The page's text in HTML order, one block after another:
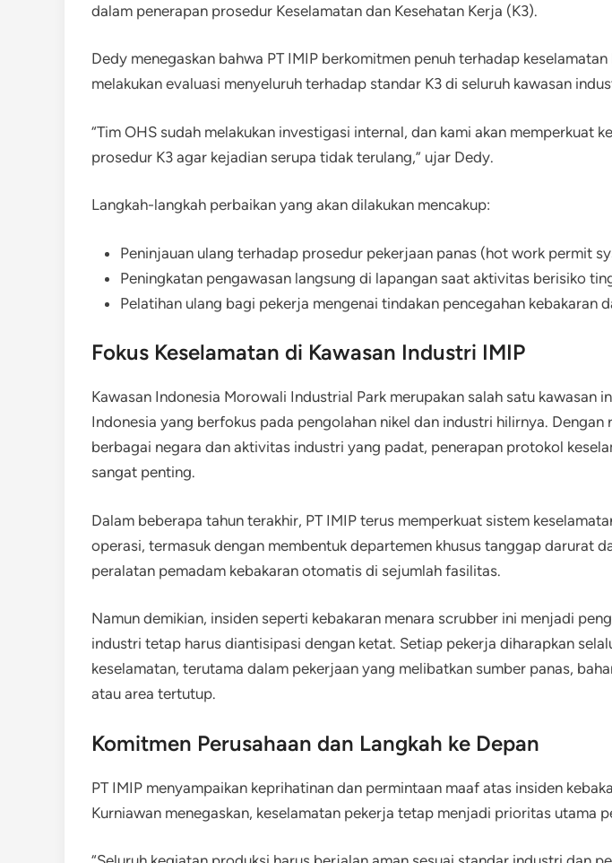
dalam penerapan prosedur Keselamatan dan Kesehatan Kerja (K3).
Dedy menegaskan bahwa PT IMIP berkomitmen penuh terhadap keselamatan
melakukan evaluasi menyeluruh terhadap standar K3 di seluruh kawasan
“Tim OHS sudah melakukan investigasi internal, dan kami akan memperkuat
prosedur K3 agar kejadian serupa tidak terulang,” ujar Dedy.
Langkah-langkah perbaikan yang akan dilakukan mencakup:
Peninjauan ulang terhadap prosedur pekerjaan panas (hot work permit
Peningkatan pengawasan langsung di lapangan saat aktivitas berisiko
Pelatihan ulang bagi pekerja mengenai tindakan pencegahan kebakaran
Fokus Keselamatan di Kawasan Industri IMIP
Kawasan Indonesia Morowali Industrial Park merupakan salah satu kawasan
Indonesia yang berfokus pada pengolahan nikel dan industri hilirnya. Dengan
berbagai negara dan aktivitas industri yang padat, penerapan protokol
sangat penting.
Dalam beberapa tahun terakhir, PT IMIP terus memperkuat sistem
operasi, termasuk dengan membentuk departemen khusus tanggap darurat
peralatan pemadam kebakaran otomatis di sejumlah fasilitas.
Namun demikian, insiden seperti kebakaran menara scrubber ini menjadi
industri tetap harus diantisipasi dengan ketat. Setiap pekerja diharapkan
keselamatan, terutama dalam pekerjaan yang melibatkan sumber panas,
atau area tertutup.
Komitmen Perusahaan dan Langkah ke Depan
PT IMIP menyampaikan keprihatinan dan permintaan maaf atas insiden
Kurniawan menegaskan, keselamatan pekerja tetap menjadi prioritas utama